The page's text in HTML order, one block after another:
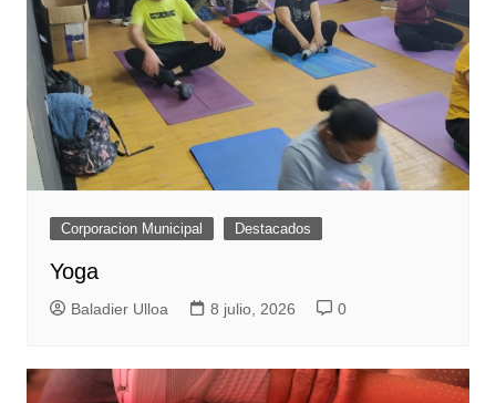
Corporacion Municipal Destacados
Yoga
Baladier Ulloa 8 julio, 2026 0